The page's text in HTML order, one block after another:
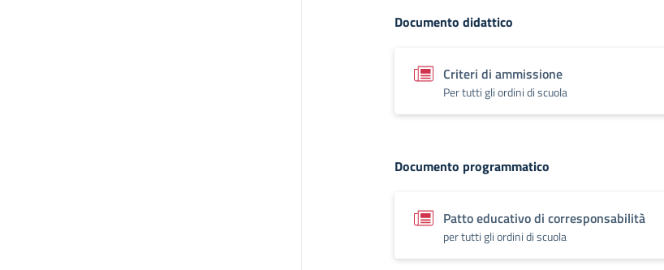
Documento didattico
Criteri di ammissione
Per tutti gli ordini di scuola
Documento programmatico
Patto educativo di corresponsabilità
per tutti gli ordini di scuola